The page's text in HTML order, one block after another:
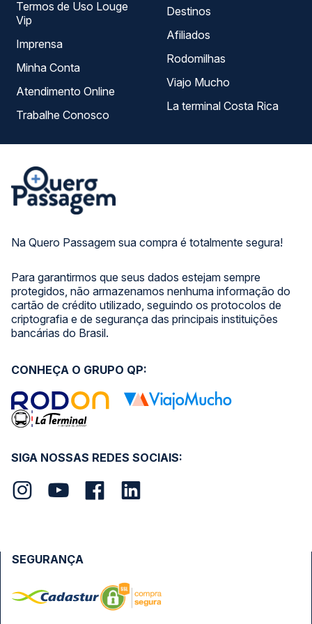
Na Quero Passagem sua compra é totalmente segura!
Para garantirmos que seus dados estejam sempre
protegidos, não armazenamos nenhuma informação do
cartão de crédito utilizado, seguindo os protocolos de
criptografia e de segurança das principais instituições
bancárias do Brasil.
Termos de Uso Louge
Vip
Imprensa
Minha Conta
Atendimento Online
Trabalhe Conosco
Destinos
Afiliados
Rodomilhas
Viajo Mucho
La terminal Costa Rica
SIGA NOSSAS REDES SOCIAIS:
CONHEÇA O GRUPO QP:
SEGURANÇA